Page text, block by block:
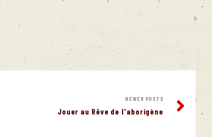
NEWER POSTS
Jouer au Rêve de l'aborigène